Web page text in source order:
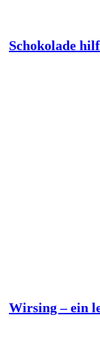
Schokolade
Wirsing – ein